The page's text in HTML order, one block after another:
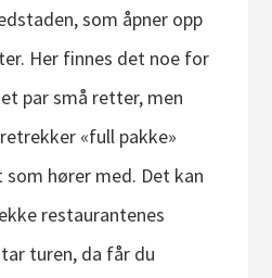
som åpner opp
Her finnes det noe for
par små retter, men
«full pakke»
hører med. Det kan
restaurantenes
turen, da får du